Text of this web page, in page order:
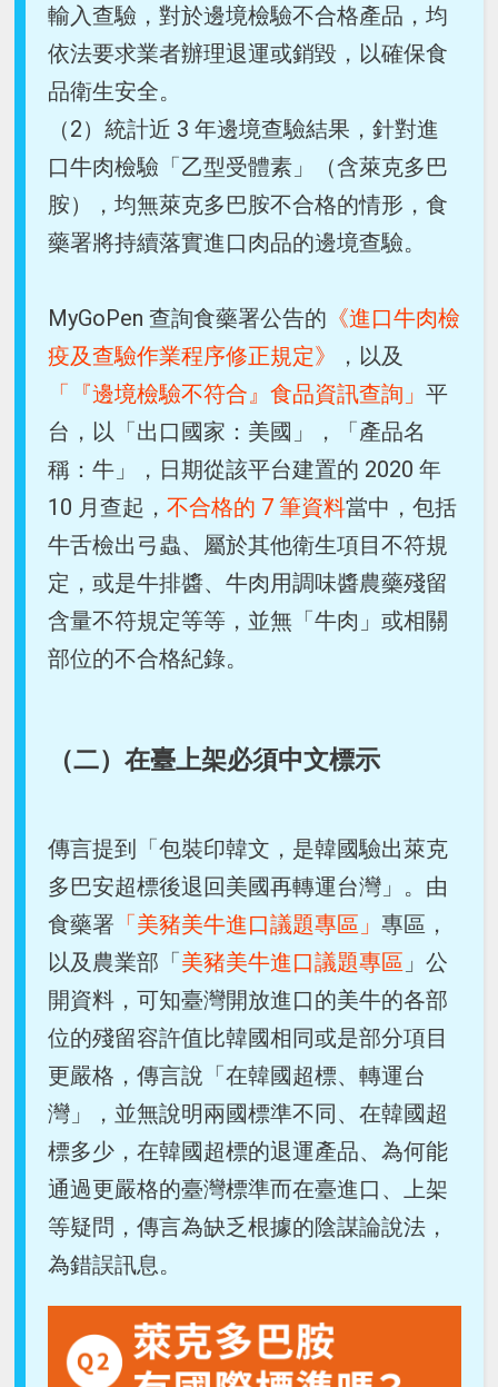
輸入查驗，對於邊境檢驗不合格產品，均
依法要求業者辦理退運或銷毀，以確保食
品衛生安全。
（2）統計近 3 年邊境查驗結果，針對進
口牛肉檢驗「乙型受體素」（含萊克多巴
胺），均無萊克多巴胺不合格的情形，食
藥署將持續落實進口肉品的邊境查驗。
MyGoPen 查詢食藥署公告的 《進口牛肉檢
疫及查驗作業程序修正規定》
，以及
「『邊境檢驗不符合』食品資訊查詢」平
台，以「出口國家：美國」，「產品名
稱：牛」，日期從該平台建置的 2020 年
10 月查起，不合格的 7 筆資料當中，包括
牛舌檢出弓蟲、屬於其他衛生項目不符規
定，或是牛排醬、牛肉用調味醬農藥殘留
含量不符規定等等，並無「牛肉」或相關
部位的不合格紀錄。
（二）在臺上架必須中文標示
傳言提到「包裝印韓文，是韓國驗出萊克
多巴安超標後退回美國再轉運台灣」。由
食藥署 「美豬美牛進口議題專區」專區，
以及農業部「美豬美牛進口議題專區 」公
開資料，可知臺灣開放進口的美牛的各部
位的殘留容許值比韓國相同或是部分項目
更嚴格，傳言說「在韓國超標、轉運台
灣」，並無說明兩國標準不同、在韓國超
標多少，在韓國超標的退運產品、為何能
通過更嚴格的臺灣標準而在臺進口、上架
等疑問，傳言為缺乏根據的陰謀論說法，
為錯誤訊息。